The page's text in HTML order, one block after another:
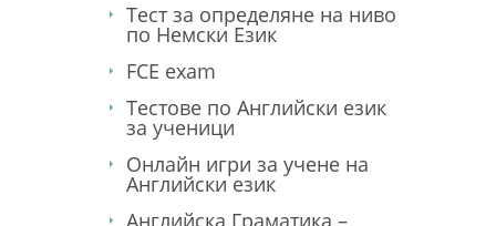
Тест за определяне на ниво
по Немски Език
FCE exam
Тестове по Английски език
за ученици
Онлайн игри за учене на
Английски език